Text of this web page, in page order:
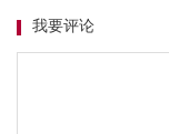
我要评论